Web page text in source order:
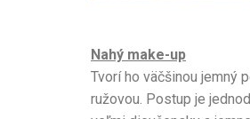
Nahý make-up
Tvorí ho väčšinou jemný
ružovou. Postup je